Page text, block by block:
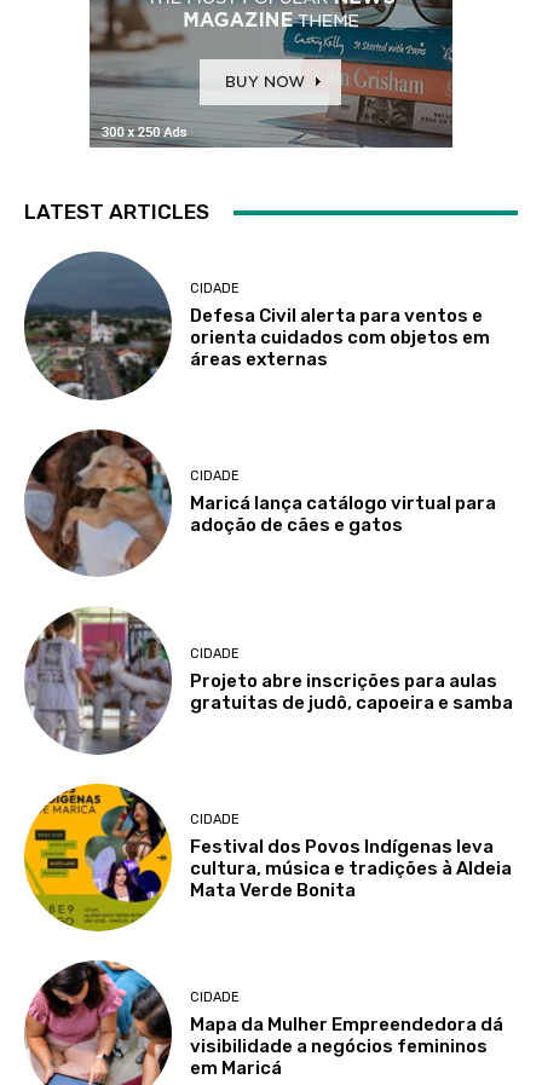
LATEST ARTICLES
CIDADE
Defesa Civil alerta para ventos e
orienta cuidados com objetos em
áreas externas
CIDADE
Maricá lança catálogo virtual para
adoção de cães e gatos
CIDADE
Projeto abre inscrições para aulas
gratuitas de judô, capoeira e samba
CIDADE
Festival dos Povos Indígenas leva
cultura, música e tradições à Aldeia
Mata Verde Bonita
CIDADE
Mapa da Mulher Empreendedora dá
visibilidade a negócios femininos
em Maricá